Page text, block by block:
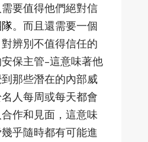
要值得他們絕對信
。而且還需要一個
辨別不值得信任的
保主管–這意味著他
那些潛在的內部威
人每周或每天都會
作和見面，這意味
乎隨時都有可能進